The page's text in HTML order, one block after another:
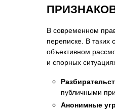
В современном
переписке. В
объективном
и спорных
публичными
Анонимные